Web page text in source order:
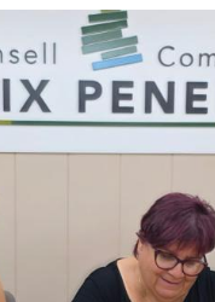
Del Baix
Vendrell Signen
Casals Inclusius
Educació